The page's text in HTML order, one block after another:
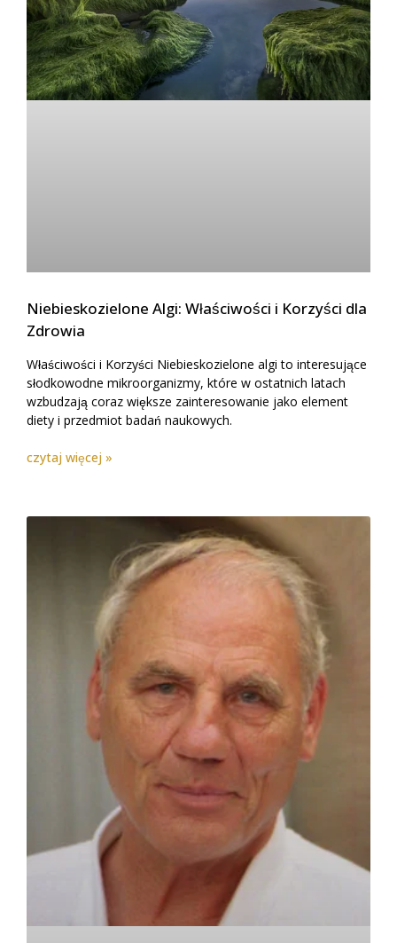
Niebieskozielone Algi: Właściwości i Korzyści dla
Zdrowia
Właściwości i Korzyści Niebieskozielone algi to interesujące
słodkowodne mikroorganizmy, które w ostatnich latach
wzbudzają coraz większe zainteresowanie jako element
diety i przedmiot badań naukowych.
czytaj więcej »